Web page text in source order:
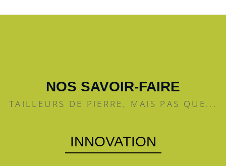
NOS SAVOIR-FAIRE
TAILLEURS DE PIERRE, MAIS PAS QUE...
INNOVATION